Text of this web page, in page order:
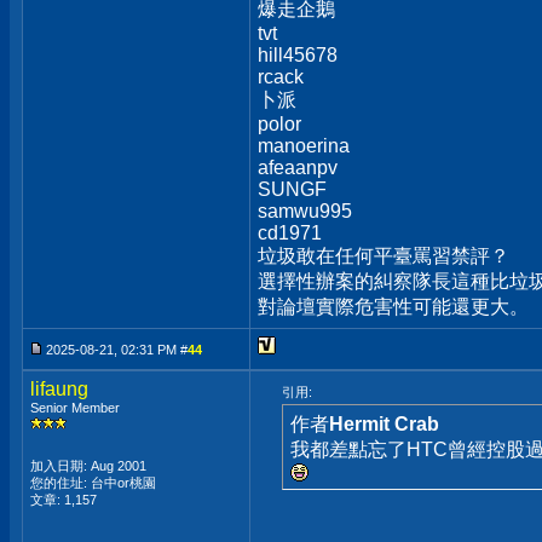
爆走企鵝
tvt
hill45678
rcack
卜派
polor
manoerina
afeaanpv
SUNGF
samwu995
cd1971
垃圾敢在任何平臺罵習禁評？
選擇性辦案的糾察隊長這種比垃
對論壇實際危害性可能還更大。
2025-08-21, 02:31 PM #44
lifaung
Senior Member
加入日期: Aug 2001
您的住址: 台中or桃園
文章: 1,157
引用:
作者Hermit Crab
我都差點忘了HTC曾經控股